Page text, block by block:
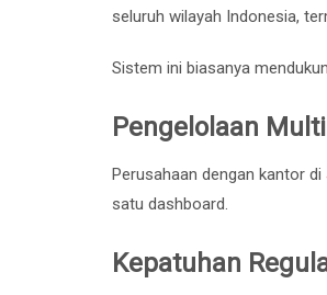
seluruh wilayah Indonesia,
Sistem ini biasanya
Pengelolaan
Perusahaan dengan kantor
satu dashboard.
Kepatuhan